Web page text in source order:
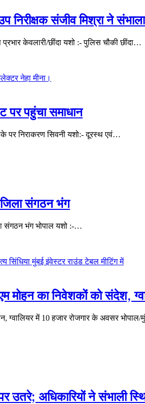
निरीक्षक संजीव मिश्रा ने
प्रभार केवलारी/छींदा यशो :- पुलिस चौकी छींदा…
पर पहुंचा समाधान
पर निराकरण सिवनी यशो:- दूरस्थ एवं…
जिला संगठन भंग
संगठन भंग भोपाल यशो :-…
मोहन का निवेशकों को संदेश,
ग्वालियर में 10 हजार रोजगार के अवसर
अधिकारियों ने संभाली